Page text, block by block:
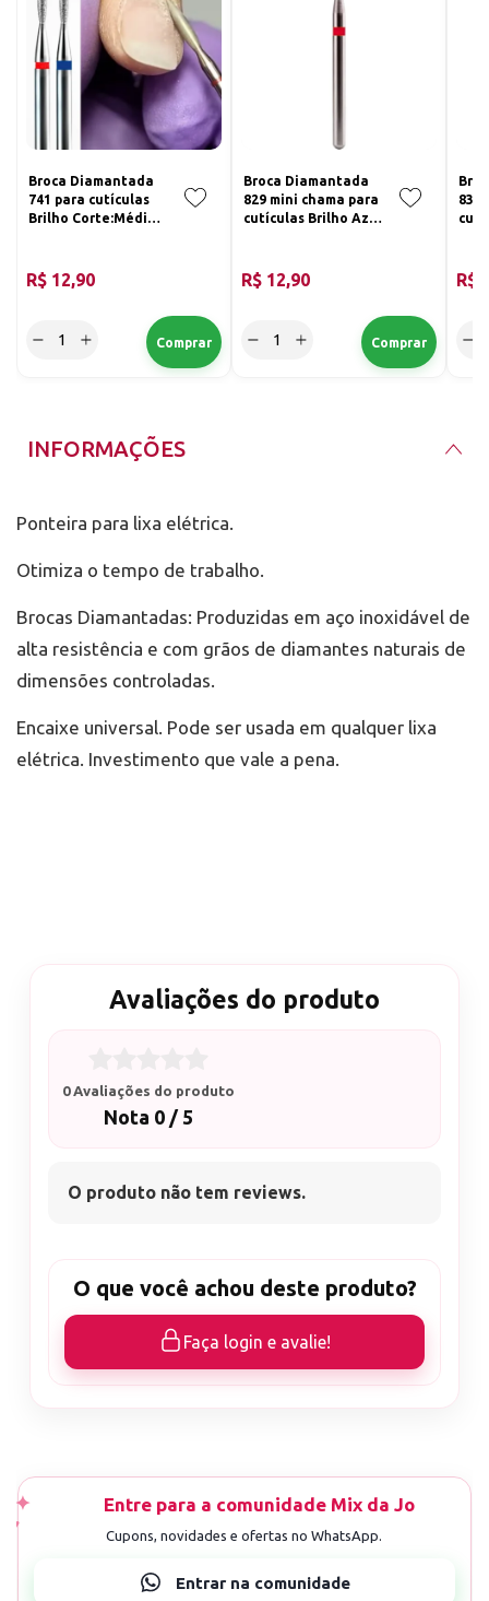
Broca Diamantada
741 para cutículas
Brilho Corte:Médio
R$ 12,90
Broca Diamantada
829 mini chama para
cutículas Brilho Azul
R$ 12,90
830
R$
INFORMAÇÕES
Ponteira para lixa elétrica.
Otimiza o tempo de trabalho.
Brocas Diamantadas: Produzidas em aço inoxidável de
alta resistência e com grãos de diamantes naturais de
dimensões controladas.
Encaixe universal. Pode ser usada em qualquer lixa
elétrica. Investimento que vale a pena.
Avaliações do produto
0 Avaliações do produto
Nota 0 / 5
O produto não tem reviews.
O que você achou deste produto?
Faça login e avalie!